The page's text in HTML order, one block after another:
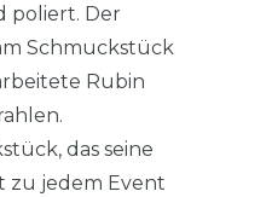
poliert. Der
Schmuckstück
Rubin
das seine
zu jedem Event